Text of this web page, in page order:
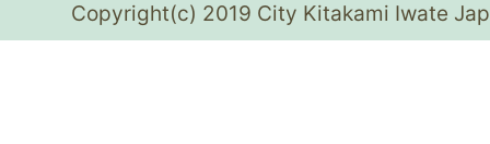
Copyright(c) 2019 City Kitakami Iwate